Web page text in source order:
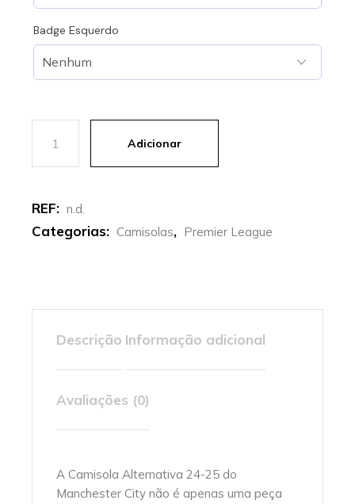
Badge Esquerdo
Quantidade de Man City | Camisola Alternativa 24- 25
Adicionar
REF: n.d.
Categorias: Camisolas, Premier League
Descrição Informação adicional
Avaliações (0)
A Camisola Alternativa 24-25 do
Manchester City não é apenas uma peça